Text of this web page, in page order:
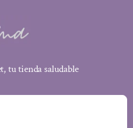
tu tienda saludable